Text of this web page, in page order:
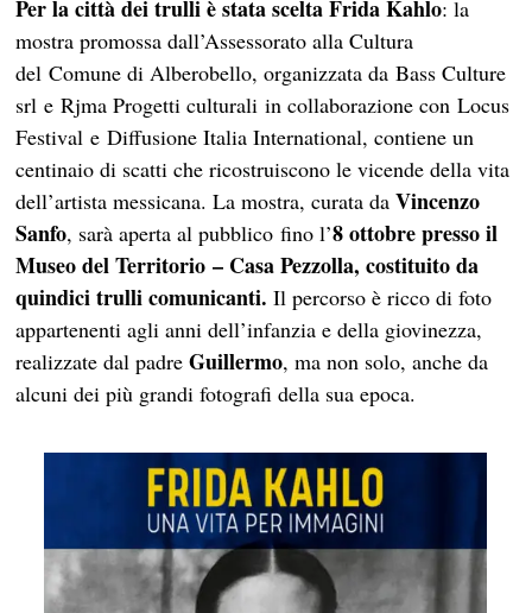
Per la città dei trulli è stata scelta Frida Kahlo: la
mostra promossa dall’Assessorato alla Cultura
del Comune di Alberobello, organizzata da Bass Culture
srl e Rjma Progetti culturali in collaborazione con Locus
Festival e Diffusione Italia International, contiene un
centinaio di scatti che ricostruiscono le vicende della vita
dell’artista messicana. La mostra, curata daVincenzo
Sanfo, sarà aperta al pubblico fino l’8 ottobre presso il
Museo del Territorio – Casa Pezzolla, costituito da
quindici trulli comunicanti. Il percorso è ricco di foto
appartenenti agli anni dell’infanzia e della giovinezza,
realizzate dal padreGuillermo, ma non solo, anche da
alcuni dei più grandi fotografi della sua epoca.